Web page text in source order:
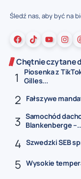
Śledź nas, aby być na
Chętnie czytane
Piosenka z
Gilles...
Fałszywe
Samochód
Blankenberge
Szwedzki SEB
Wysokie